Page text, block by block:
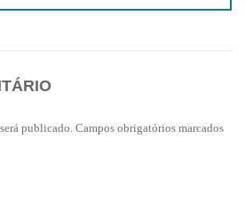
publicado. Campos obrigatórios marcados